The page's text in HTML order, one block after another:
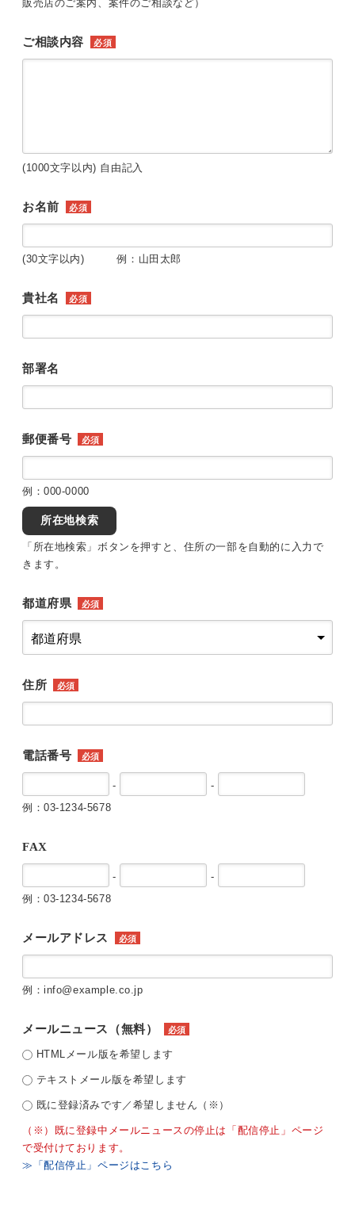
販売店のご案内、案件のご相談など）
ご相談内容 必須
(1000文字以内) 自由記入
お名前 必須
(30文字以内) 例：山田太郎
貴社名 必須
部署名
郵便番号 必須
例：000-0000
所在地検索
「所在地検索」ボタンを押すと、住所の一部を自動的に入力で
きます。
都道府県 必須
住所 必須
電話番号 必須
-
-
例：03-1234-5678
FAX
-
-
例：03-1234-5678
メールアドレス 必須
例：info@example.co.jp
メールニュース（無料） 必須
HTMLメール版を希望します
テキストメール版を希望します
既に登録済みです／希望しません（※）
（※）既に登録中メールニュースの停止は「配信停止」ページ
で受付けております。
≫「配信停止」ページはこちら